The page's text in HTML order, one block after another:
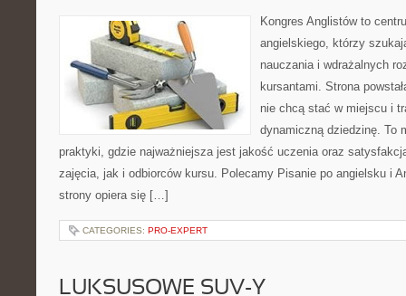
Kongres Anglistów to
angielskiego, którzy
nauczania i wdrażalnych
kursantami. Strona
nie chcą stać w miejscu i
dynamiczną dziedzinę. To
praktyki, gdzie najważniejsza jest jakość uczenia oraz
zajęcia, jak i odbiorców kursu. Polecamy Pisanie po angielsku i
strony opiera się […]
CATEGORIES: PRO-EXPERT
LUKSUSOWE SUV-Y